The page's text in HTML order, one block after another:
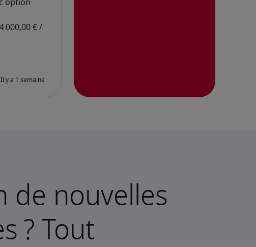
de nouvelles
? Tout